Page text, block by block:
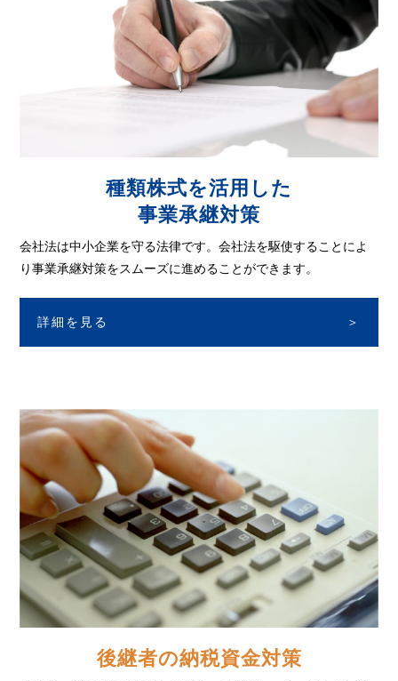
種類株式を活用した
事業承継対策
会社法は中小企業を守る法律です。会社法を駆使することによ
り事業承継対策をスムーズに進めることができます。
詳細を見る ＞
後継者の納税資金対策